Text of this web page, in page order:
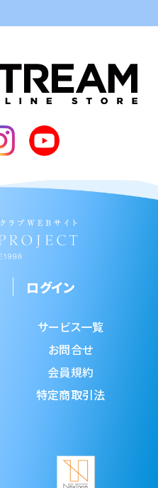
ログイン
サービス一覧
お問合せ
会員規約
特定商取引法